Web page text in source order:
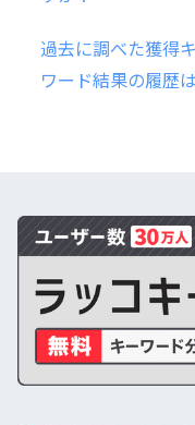
過去に調べた獲得
ワード結果の履歴